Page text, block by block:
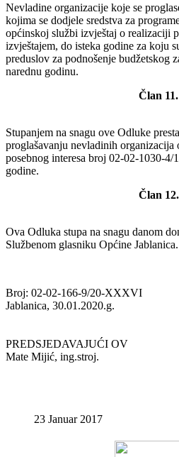
Nevladine organizacije koje se
kojima se dodjele sredstva za
općinskoj službi izvještaj o realizaciji
izvještajem, do isteka godine za koju
preduslov za podnošenje budžetskog
narednu godinu.
Član 11.
Stupanjem na snagu ove Odluke
proglašavanju nevladinih organizacija
posebnog interesa broj 02-02-1030-
godine.
Član 12.
Ova Odluka stupa na snagu danom
Službenom glasniku Općine Jablanica.
Broj: 02-02-166-9/20-XXXVI
Jablanica, 30.01.2020.g.
PREDSJEDAVAJUĆI OV
Mate Mijić, ing.stroj.
23 Januar 2017